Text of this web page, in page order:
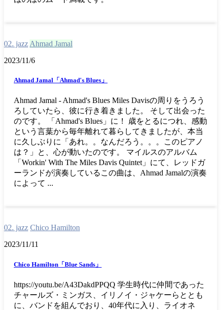
02. jazz Ahmad Jamal
2023/11/6
Ahmad Jamal「Ahmad's Blues」
Ahmad Jamal - Ahmad's Blues Miles Davisの周りをうろう
ろしていたら、彼に行き着きました。 そして出会った
のです。 「Ahmad's Blues」に！ 歳をとるにつれ、感動
という言葉から毎年離れて暮らしてきましたが、本当
に久しぶりに「あれ。。なんだろう。。。このピアノ
は？」と、心が動いたのです。 マイルスのアルバム
「Workin' With The Miles Davis Quintet」にて、レッドガ
ーランドが演奏しているこの曲は、Ahmad Jamalの演奏
によって ...
02. jazz Chico Hamilton
2023/11/11
Chico Hamilton「Blue Sands」
https://youtu.be/A43DakdPPQQ 学生時代に仲間であった
チャールズ・ミンガス、イリノイ・ジャケーらととも
に、バンドを組んでおり、40年代に入り、ライオネ